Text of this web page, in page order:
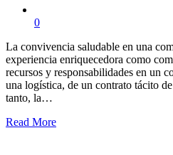
0
La convivencia saludable en una
experiencia enriquecedora como
recursos y responsabilidades en un
una logística, de un contrato tácito
tanto, la…
Read More